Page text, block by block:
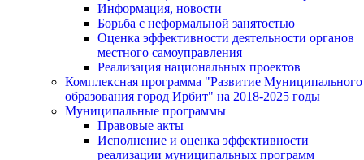
Информация, новости
Борьба с неформальной занятостью
Оценка эффективности деятельности органов
местного самоуправления
Реализация национальных проектов
Комплексная программа "Развитие Муниципального
образования город Ирбит" на 2018-2025 годы
Муниципальные программы
Правовые акты
Исполнение и оценка эффективности
реализации муниципальных программ